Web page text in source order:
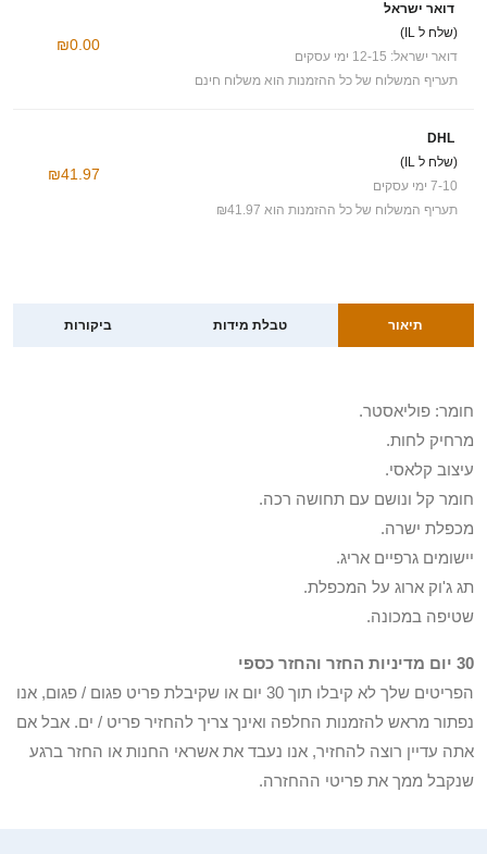
דואר ישראל
(שלח ל IL)
דואר ישראל: 12-15 ימי עסקים
תעריף המשלוח של כל ההזמנות הוא משלוח חינם
₪0.00
DHL
(שלח ל IL)
7-10 ימי עסקים
תעריף המשלוח של כל ההזמנות הוא ₪41.97
₪41.97
תיאור טבלת מידות ביקורות
חומר: פוליאסטר.
מרחיק לחות.
עיצוב קלאסי.
חומר קל ונושם עם תחושה רכה.
מכפלת ישרה.
יישומים גרפיים אריג.
תג ג'וק ארוג על המכפלת.
שטיפה במכונה.
30 יום מדיניות החזר והחזר כספי
הפריטים שלך לא קיבלו תוך 30 יום או שקיבלת פריט פגום / פגום, אנו
נפתור מראש להזמנות החלפה ואינך צריך להחזיר פריט / ים. אבל אם
אתה עדיין רוצה להחזיר, אנו נעבד את אשראי החנות או החזר ברגע
שנקבל ממך את פריטי ההחזרה.